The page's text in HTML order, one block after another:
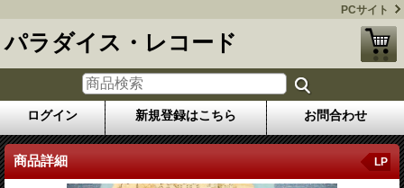
PCサイト
パラダイス・レコード
ログイン 新規登録はこちら お問合わせ
商品詳細 LP